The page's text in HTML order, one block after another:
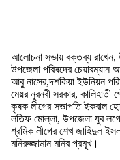
আলোচনা সভায় বক্তব্য রাখেন,
উপজেলা পরিষদের
আবু নাসের,দশকিয়া ইউনিয়ন
মেয়র নুরনবী সরকার,
কৃষক লীগের সভাপতি ইকবাল
লতিফ মোল্লা, উপজেলা যুব
শ্রমিক লীগের শেখ জাহিদুল
মনিরুজ্জামান মনির প্রমূখ।